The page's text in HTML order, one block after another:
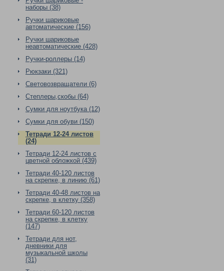
наборы (38)
Ручки шариковые
автоматические (156)
Ручки шариковые
неавтоматические (428)
Ручки-роллеры (14)
Рюкзаки (321)
Световозвращатели (6)
Степлеры,скобы (64)
Сумки для ноутбука (12)
Сумки для обуви (150)
Тетради 12-24 листов
(24)
Тетради 12-24 листов с
цветной обложкой (439)
Тетради 40-120 листов
на скрепке, в линию (61)
Тетради 40-48 листов на
скрепке, в клетку (358)
Тетради 60-120 листов
на скрепке, в клетку
(147)
Тетради для нот,
дневники для
музыкальной школы
(31)